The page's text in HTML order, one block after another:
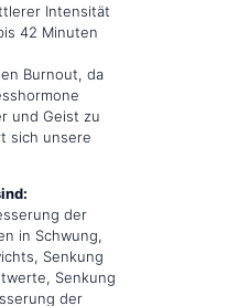
Intensität
42 Minuten
Burnout, da
und Geist zu
sich unsere
der
in Schwung,
Senkung
Senkung
der